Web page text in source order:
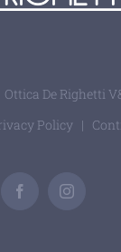
De Righetti
Policy |
FacebookInstagram